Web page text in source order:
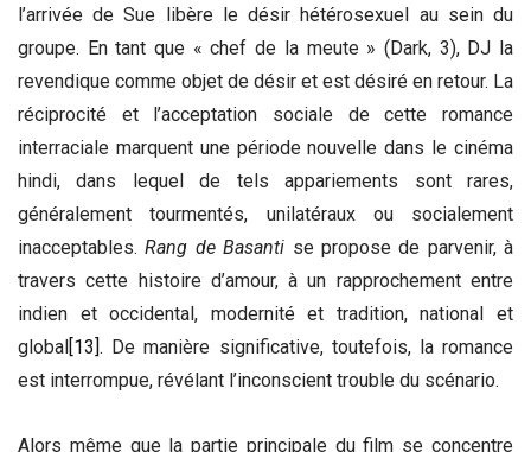
l’arrivée de Sue libère le désir hétérosexuel au sein du
groupe. En tant que « chef de la meute » (Dark, 3), DJ la
revendique comme objet de désir et est désiré en retour. La
réciprocité et l’acceptation sociale de cette romance
interraciale marquent une période nouvelle dans le cinéma
hindi, dans lequel de tels appariements sont rares,
généralement tourmentés, unilatéraux ou socialement
inacceptables.Rang de Basanti se propose de parvenir, à
travers cette histoire d’amour, à un rapprochement entre
indien et occidental, modernité et tradition, national et
global[13]. De manière significative, toutefois, la romance
est interrompue, révélant l’inconscient trouble du scénario.
Alors même que la partie principale du film se concentre